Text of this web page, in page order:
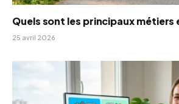
Quels sont les principaux métiers
25 avril 2026